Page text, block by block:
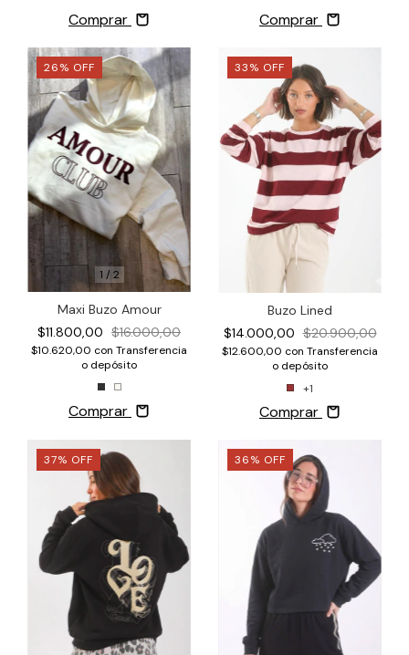
Comprar Comprar
1 / 2
26% OFF
Maxi Buzo Amour
$11.800,00 $16.000,00
$10.620,00 con Transferencia
o depósito
Comprar
33% OFF
Buzo Lined
$14.000,00 $20.900,00
$12.600,00 con Transferencia
o depósito
+1
Comprar
37% OFF 36% OFF